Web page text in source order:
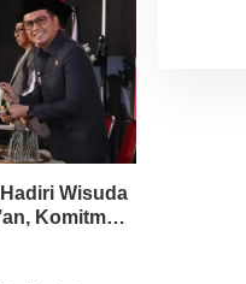
Wisuda
Komitmen